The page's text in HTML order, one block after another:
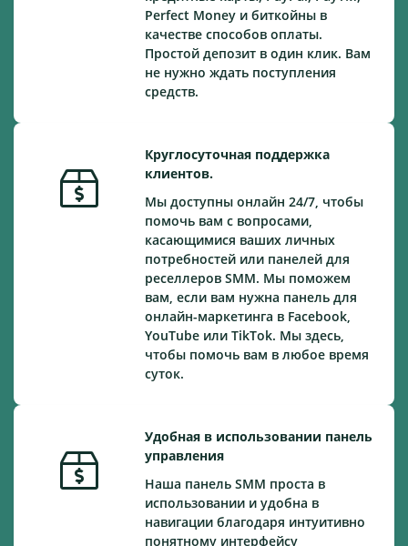
Perfect Money и биткойны в
качестве способов оплаты.
Простой депозит в один клик. Вам
не нужно ждать поступления
средств.
Круглосуточная поддержка
клиентов.
Мы доступны онлайн 24/7, чтобы
помочь вам с вопросами,
касающимися ваших личных
потребностей или панелей для
реселлеров SMM. Мы поможем
вам, если вам нужна панель для
онлайн-маркетинга в Facebook,
YouTube или TikTok. Мы здесь,
чтобы помочь вам в любое время
суток.
Удобная в использовании панель
управления
Наша панель SMM проста в
использовании и удобна в
навигации благодаря интуитивно
понятному интерфейсу